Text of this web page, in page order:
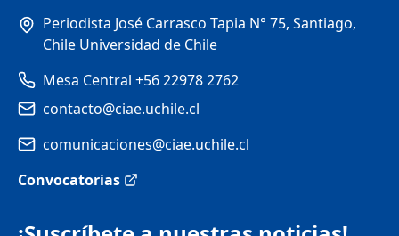
Periodista José Carrasco Tapia N° 75, Santiago,
Chile Universidad de Chile
Mesa Central +56 22978 2762
contacto@ciae.uchile.cl
comunicaciones@ciae.uchile.cl
Convocatorias